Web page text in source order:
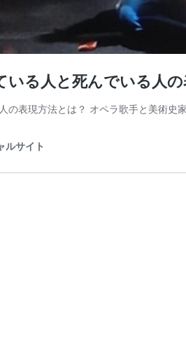
る人と死んでいる人の
の表現方法とは？ オペラ歌手と美術
ルサイト